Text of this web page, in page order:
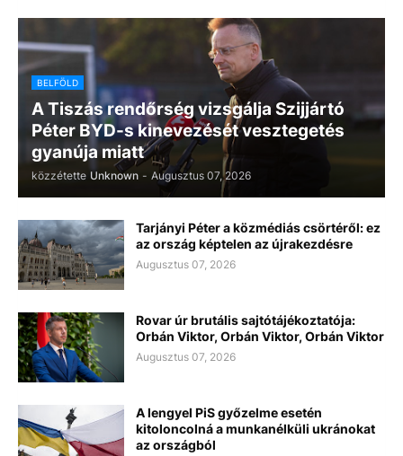
BELFÖLD
A Tiszás rendőrség vizsgálja Szijjártó
Péter BYD-s kinevezését vesztegetés
gyanúja miatt
közzétette Unknown - Augusztus 07, 2026
Tarjányi Péter a közmédiás csörtéről: ez
az ország képtelen az újrakezdésre
Augusztus 07, 2026
Rovar úr brutális sajtótájékoztatója:
Orbán Viktor, Orbán Viktor, Orbán Viktor
Augusztus 07, 2026
A lengyel PiS győzelme esetén
kitoloncolná a munkanélküli ukránokat
az országból